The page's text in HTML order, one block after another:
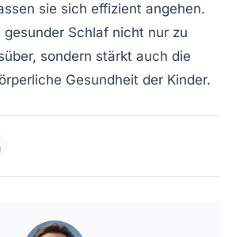
sie sich effizient angehen.
Schlaf nicht nur zu
sondern stärkt auch die
Gesundheit der Kinder.